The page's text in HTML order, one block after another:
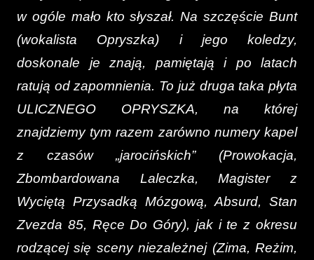
w ogóle mało kto słyszał. Na szczęście Bunt
(wokalista Opryszka) i jego koledzy,
doskonale je znają, pamiętają i po latach
ratują od zapomnienia. To już druga taka płyta
ULICZNEGO OPRYSZKA, na której
znajdziemy tym razem zarówno numery kapel
z czasów „jarocińskich” (Prowokacja,
Zbombardowana Laleczka, Magister z
Wyciętą Przysadką Mózgową, Absurd, Stan
Zvezda 85, Ręce Do Góry), jak i te z okresu
rodzącej się sceny niezależnej (Zima, Reżim,